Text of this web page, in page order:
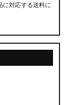
に対応する送料に